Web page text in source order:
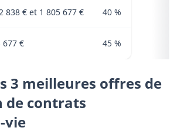
838 € et 1 805 677 € 40 %
677 € 45 %
3 meilleures offres de
de contrats
vie